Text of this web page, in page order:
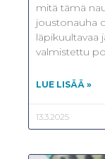
mitä tämä
joustonauha
läpikuultavaa
valmistettu
LUE LISÄÄ »
13.3.2025